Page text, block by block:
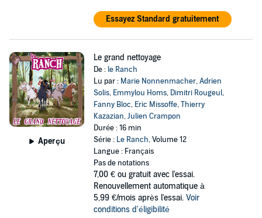
Essayez Standard gratuitement
Aperçu
Le grand nettoyage
De : le Ranch
Lu par : Marie Nonnenmacher,Adrien
Solis, Emmylou Homs, Dimitri Rougeul,
Fanny Bloc, Eric Missoffe,Thierry
Kazazian,Julien Crampon
Durée : 16 min
Série : Le Ranch, Volume 12
Langue : Français
Pas de notations
7,00 € ou gratuit avec l'essai.
Renouvellement automatique à
5,99 €/mois après l'essai. Voir
conditions d'éligibilité